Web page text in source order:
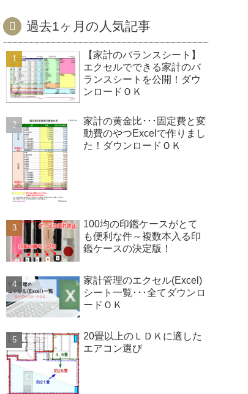
過去1ヶ月の人気記事
【家計のバランスシート】
エクセルでできる家計のバ
ランスシートを公開！ダウ
ンロードＯＫ
家計の黄金比･･･固定費と変
動費のやつExcelで作りまし
た！ダウンロードＯＫ
100均の印鑑ケースがとて
も便利な件～複数本入る印
鑑ケースの決定版！
家計管理のエクセル(Excel)
シート一覧･･･全てダウンロ
ードＯＫ
20畳以上のＬＤＫに適した
エアコン選び